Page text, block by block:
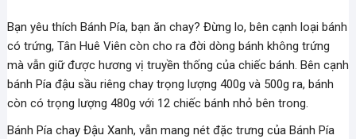
Bạn yêu thích Bánh Pía, bạn ăn chay? Đừng lo, bên cạnh loại bánh
có trứng, Tân Huê Viên còn cho ra đời dòng bánh không trứng
mà vẫn giữ được hương vị truyền thống của chiếc bánh. Bên cạnh
bánh Pía đậu sầu riêng chay trọng lượng 400g và 500g ra, bánh
còn có trọng lượng 480g với 12 chiếc bánh nhỏ bên trong.
Bánh Pía chay Đậu Xanh, vẫn mang nét đặc trưng của Bánh Pía